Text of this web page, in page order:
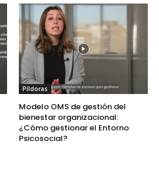
Píldoras
Modelo OMS de gestión del
bienestar organizacional:
¿Cómo gestionar el Entorno
Psicosocial?